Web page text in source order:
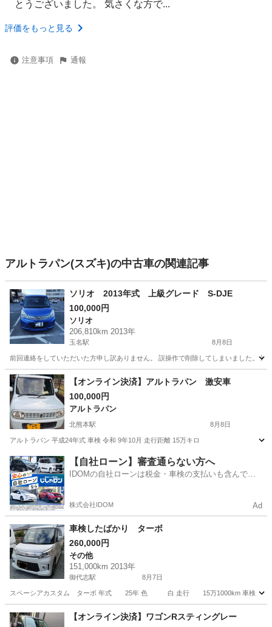
とうございました。 気さくな方で...
評価をもっと見る
注意事項 通報
アルトラパン(スズキ)の中古車の関連記事
ソリオ 2013年式 上級グレード S-DJE
100,000円
ソリオ
206,810km 2013年
玉名駅 8月8日
前回連絡をしていただいた方申し訳ありません。 誤操作で削除してしまいました。
熊本 玉名市 玉名駅 ソリオ
【オンライン決済】アルトラパン 激安車
100,000円
アルトラパン
北熊本駅 8月8日
アルトラパン 平成24年式 車検 令和 9年10月 走行距離 15万キロ
熊本 熊本市 北熊本駅 アルトラパン
【自社ローン】審査通らない方へ
IDOMの自社ローンは税金・車検の支払いも含んでい
株式会社IDOM Ad
車検したばかり ターボ
260,000円
その他
151,000km 2013年
御代志駅 8月7日
スペーシアカスタム ターボ 年式 25年 色 白 走行 15万1000km 車検 10年8月
熊本 菊池市 御代志駅 その他
【オンライン決済】ワゴンRスティングレー